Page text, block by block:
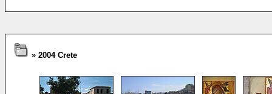
» 2004 Crete